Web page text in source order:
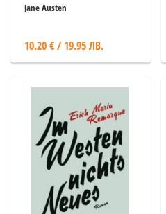
Jane Austen
10.20 € / 19.95 ЛВ.